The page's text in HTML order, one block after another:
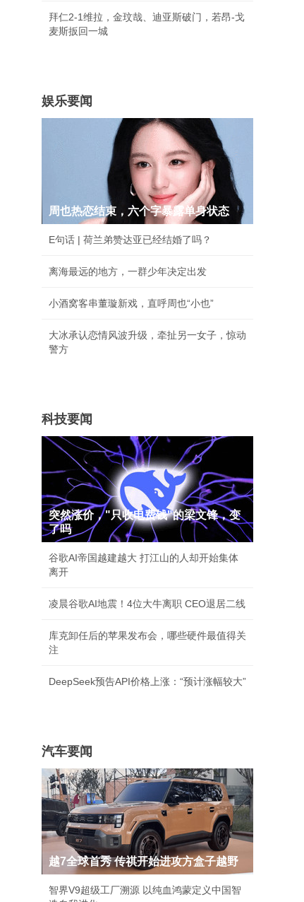
拜仁2-1维拉，金玟哉、迪亚斯破门，若昂-戈
麦斯扳回一城
娱乐要闻
周也热恋结束，六个字暴露单身状态
E句话 | 荷兰弟赞达亚已经结婚了吗？
离海最远的地方，一群少年决定出发
小酒窝客串董璇新戏，直呼周也“小也”
大冰承认恋情风波升级，牵扯另一女子，惊动
警方
科技要闻
突然涨价，"只收电费钱"的梁文锋，变
了吗
谷歌AI帝国越建越大 打江山的人却开始集体
离开
凌晨谷歌AI地震！4位大牛离职 CEO退居二线
库克卸任后的苹果发布会，哪些硬件最值得关
注
DeepSeek预告API价格上涨：“预计涨幅较大”
汽车要闻
越7全球首秀 传祺开始进攻方盒子越野
智界V9超级工厂溯源 以纯血鸿蒙定义中国智